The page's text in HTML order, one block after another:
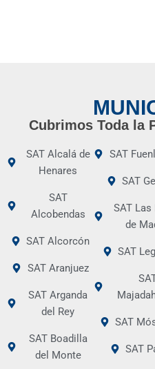
Cubrimos Toda la
SAT Alcalá de
Henares
SAT
Alcobendas
SAT Alcorcón
SAT Aranjuez
SAT Arganda
del Rey
SAT Boadilla
del Monte
SAT
SAT
SAT Las
de
SAT
SAT
SAT